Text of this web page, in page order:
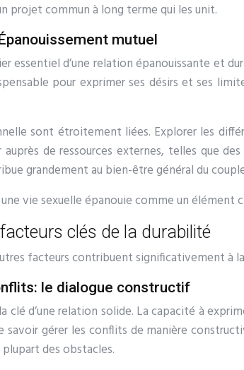
projet commun à long terme qui les unit.
mutuel
essentiel d’une relation épanouissante et
pour exprimer ses désirs et ses
sont étroitement liées. Explorer les
de ressources externes, telles que
grandement au bien-être général du
vie sexuelle épanouie comme un élément
clés de la durabilité
facteurs contribuent significativement à
le dialogue constructif
d’une relation solide. La capacité à
gérer les conflits de manière
des obstacles.